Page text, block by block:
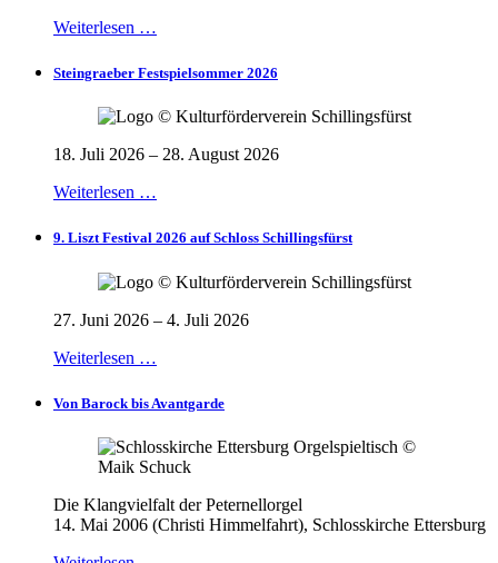
Weiterlesen …
Steingraeber Festspielsommer 2026
18. Juli 2026 – 28. August 2026
Weiterlesen …
9. Liszt Festival 2026 auf Schloss Schillingsfürst
27. Juni 2026 – 4. Juli 2026
Weiterlesen …
Von Barock bis Avantgarde
Die Klangvielfalt der Peternellorgel
14. Mai 2006 (Christi Himmelfahrt), Schlosskirche Ettersburg